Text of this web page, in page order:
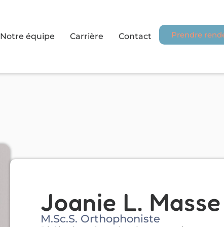
Notre équipe Carrière Contact Prendre
Joanie L. Masse
M.Sc.S. Orthophoniste